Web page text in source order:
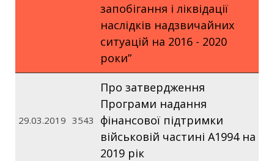
запобігання і ліквідації
наслідків надзвичайних
ситуацій на 2016 - 2020
роки”
29.03.2019 3543
Про затвердження
Програми надання
фінансової підтримки
військовій частині А1994 на
2019 рік